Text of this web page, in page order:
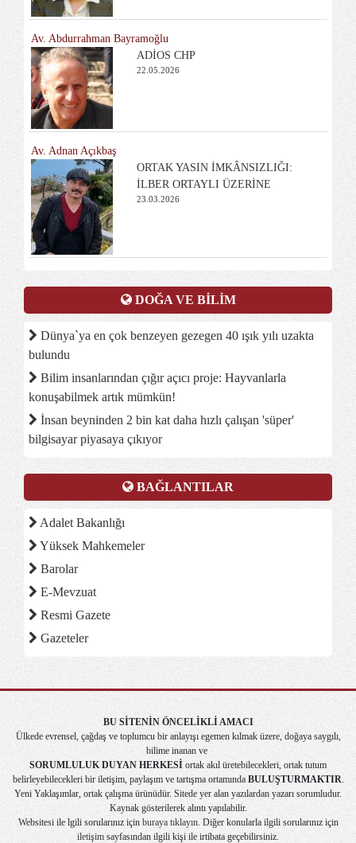
Av. Abdurrahman Bayramoğlu
ADİOS CHP
22.05.2026
Av. Adnan Açıkbaş
ORTAK YASIN İMKÂNSIZLIĞI:
İLBER ORTAYLI ÜZERİNE
23.03.2026
DOĞA VE BİLİM
Dünya`ya en çok benzeyen gezegen 40 ışık yılı uzakta
bulundu
Bilim insanlarından çığır açıcı proje: Hayvanlarla
konuşabilmek artık mümkün!
İnsan beyninden 2 bin kat daha hızlı çalışan 'süper'
bilgisayar piyasaya çıkıyor
BAĞLANTILAR
Adalet Bakanlığı
Yüksek Mahkemeler
Barolar
E-Mevzuat
Resmi Gazete
Gazeteler
BU SİTENİN ÖNCELİKLİ AMACI
Ülkede evrensel, çağdaş ve toplumcu bir anlayışı egemen kılmak üzere, doğaya saygılı,
bilime inanan ve
SORUMLULUK DUYAN HERKESİ ortak akıl üretebilecekleri, ortak tutum
belirleyebilecekleri bir iletişim, paylaşım ve tartışma ortamında BULUŞTURMAKTIR.
Yeni Yaklaşımlar, ortak çalışma ürünüdür. Sitede yer alan yazılardan yazarı sorumludur.
Kaynak gösterilerek alıntı yapılabilir.
Websitesi ile lgili sorularınız için buraya tıklayın. Diğer konularla ilgili sorularınız için
iletişim sayfasından ilgili kişi ile irtibata geçebilirsiniz.